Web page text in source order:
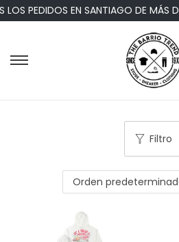
PEDIDOS EN SANTIAGO DE MÁS
Filtro